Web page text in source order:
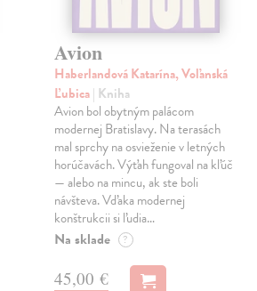
Avion
Haberlandová Katarína, Voľanská
Ľubica| Kniha
Avion bol obytným palácom
modernej Bratislavy. Na terasách
mal sprchy na osvieženie v letných
horúčavách. Výťah fungoval na kľúč
— alebo na mincu, ak ste boli
návšteva. Vďaka modernej
konštrukcii si ľudia…
Na sklade ?
45,00 €